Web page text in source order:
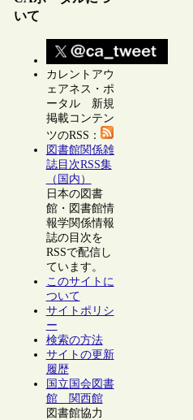
いて
カレントアウ
ェアネス・ポ
ータル 新規
掲載コンテン
ツのRSS：
図書館関係雑
誌目次RSS集
（国内）
日本の図書
館・図書館情
報学関係情報
誌の目次を
RSSで配信し
ています。
このサイトに
ついて
サイトポリシ
ー
検索の方法
サイトの更新
履歴
国立国会図書
館 関西館
図書館協力